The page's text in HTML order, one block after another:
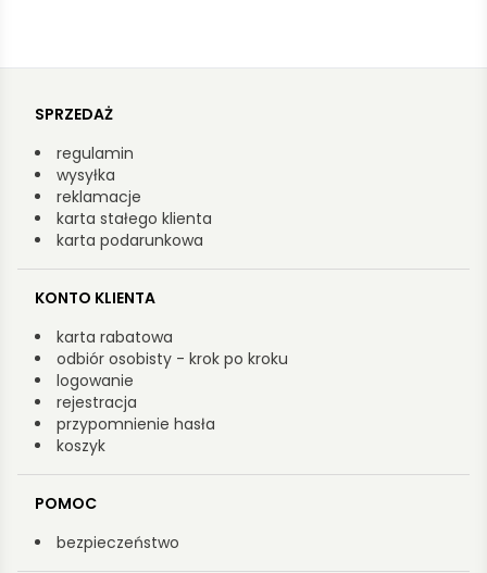
SPRZEDAŻ
regulamin
wysyłka
reklamacje
karta stałego klienta
karta podarunkowa
KONTO KLIENTA
karta rabatowa
odbiór osobisty - krok po kroku
logowanie
rejestracja
przypomnienie hasła
koszyk
POMOC
bezpieczeństwo